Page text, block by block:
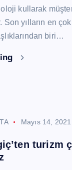
kullarak
Son yılların en
biri…
Mayıs 14, 2021
turizm